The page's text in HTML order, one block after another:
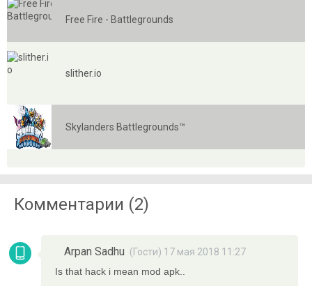
Free Fire - Battlegrounds
slither.io
Skylanders Battlegrounds™
Комментарии (2)
Arpan Sadhu (Гости) 17 мая 2018 11:27
Is that hack i mean mod apk..